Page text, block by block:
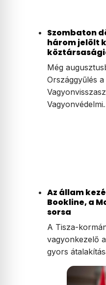
Szombaton
három jelölt
Még
Országgyűlés
Az állam
Bookline, a
sorsa
A Tisza-
vagyonkezelő
gyors